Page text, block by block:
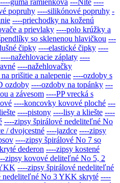
----guma ramienková ---Nite ----
popruhy ----silikónové popruhy -
----priechodky na koženú
a prievlaky ----polo krúžky a
so sklenenou hlavičkou ---
čipky ----elastické čipky ----
----nažehlovacie záplaty ----
----nažehlovačky
prišitie a nalepenie ----ozdoby s
ozdoby ----ozdoby na topánky ---
a závesom ----PP vrecká s
----koncovky kovové ploché ---
----pistony ----lisy a kliešte ----
----zipsy špirálové nedeliteľné No
/ dvojcestné ----jazdce ----zipsy
----zipsy špirálové No 7 so
dederon ----zipsy kostené
zipsy kovové deliteľné No 5, 2
----zipsy špirálové nedeliteľné
nedeliteľné No 3 YKK skryté ----